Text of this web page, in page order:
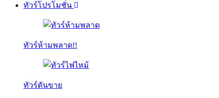
ทัวร์โปรโมชั่น
ทัวร์ห้ามพลาด!!
ทัวร์ดันขาย